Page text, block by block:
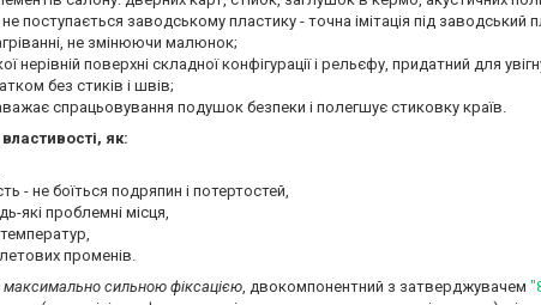
поступається заводському пластику - точна імітація під заводський
не змінюючи малюнок;
нерівній поверхні складної конфігурації і рельєфу, придатний для
без стиків і швів;
спрацьовування подушок безпеки і полегшує стиковку країв.
як:
- не боїться подряпин і потертостей,
які проблемні місця,
променів.
максимально сильною фіксацією, двокомпонентний з затверджувачем